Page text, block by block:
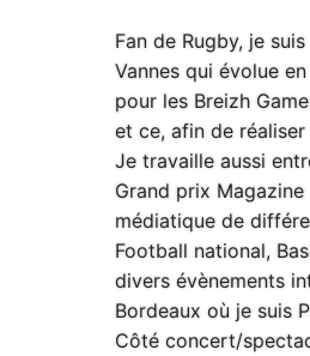
Fan de Rugby, je
Vannes qui évolue
pour les Breizh
et ce, afin de
Je travaille aussi
Grand prix
médiatique de
Football national,
divers évènements
Bordeaux où je suis
Côté concert/